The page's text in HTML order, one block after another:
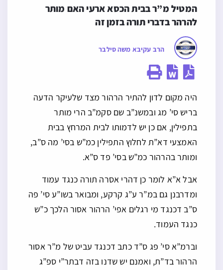
להרהר בדברי תורה בזמן זה
הרב עקיבא משה סילבר
היה מקום לדון להתיר הרהור מצד שלעיקר הדעה
בריש סי’ מג ובמשנ”ב שם סקמ”ב הרי מותר
בתפילין, אם כן יש לדמותו לבית המרחץ בבית
האמצעי דא”ת לחלוץ התפילין כמ”ש בסי’ מה ס”ב,
ומותר בהרהור כמ”ש בסי’ פד ס”א.
אבל א”א לומר כן דהרי אסרה תורה כנגד עמוד
ומדרבנן גם במ”ר ע”ג קרקע, ומבואר בשו”ע סי’ פה
ס”ב דכנגד מי רגלים אפי’ הרהור אסור הלכך כ”ש
כנגד העמוד.
וברמ”א סי’ פג ס”ד כתב דכנגד עביט של מ”ר אסור
הרהור בד”ת, ואמנם יש שדנו בזה דבתר”י ספ”ג